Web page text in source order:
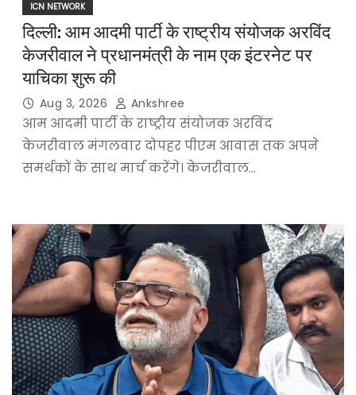
ICN NETWORK
दिल्ली: आम आदमी पार्टी के राष्ट्रीय संयोजक अरविंद
केजरीवाल ने प्रधानमंत्री के नाम एक इंटरनेट पर
याचिका शुरू की
Aug 3, 2026 Ankshree
आम आदमी पार्टी के राष्ट्रीय संयोजक अरविंद
केजरीवाल मंगलवार दोपहर पीएम आवास तक अपने
समर्थकों के साथ मार्च करेंगे। केजरीवाल…